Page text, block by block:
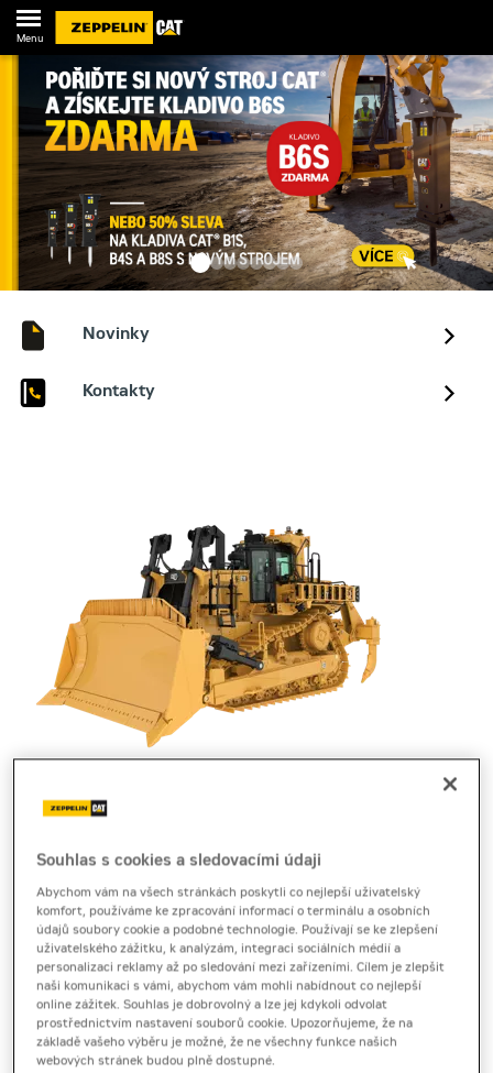
Menu
Novinky
Kontakty
Brožura [2,6 MB] Technický list
[0,5 MB]
Produktový list [0,2 MB]
Buldozer Cat D10 výrobce Caterpillar poskytuje
masivní sílu, odolnost a vysokou produktivitu při
tlačení materiálu v těžkých podmínkách.
Souhlas s cookies a sledovacími údaji
Abychom vám na všech stránkách poskytli co nejlepší uživatelský
komfort, používáme ke zpracování informací o terminálu a osobních
údajů soubory cookie a podobné technologie. Používají se ke zlepšení
uživatelského zážitku, k analýzám, integraci sociálních médií a
personalizaci reklamy až po sledování mezi zařízeními. Cílem je zlepšit
naši komunikaci s vámi, abychom vám mohli nabídnout co nejlepší
online zážitek. Souhlas je dobrovolný a lze jej kdykoli odvolat
prostřednictvím nastavení souborů cookie. Upozorňujeme, že na
základě vašeho výběru je možné, že ne všechny funkce našich
webových stránek budou plně dostupné.